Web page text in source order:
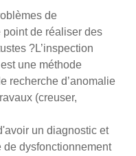
de
de réaliser des
?L’inspection
est une méthode
recherche d’anomalie
(creuser,
un diagnostic et
de dysfonctionnement